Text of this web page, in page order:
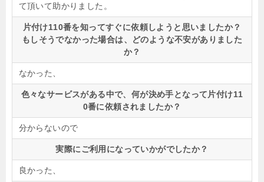
て頂いて助かりました。
片付け110番を知ってすぐに依頼しようと思いましたか？
もしそうでなかった場合は、どのような不安がありました
か？
なかった、
色々なサービスがある中で、何が決め手となって片付け11
0番に依頼されましたか？
分からないので
実際にご利用になっていかがでしたか？
良かった、